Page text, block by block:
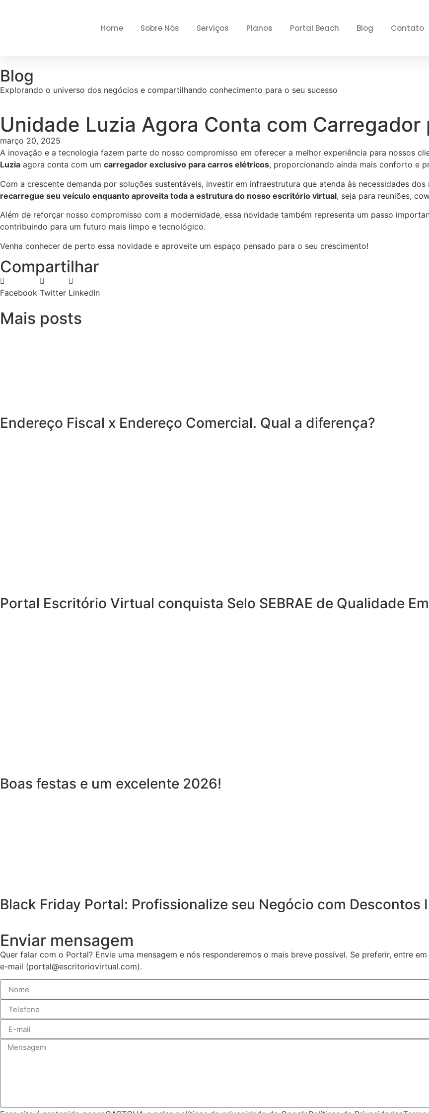
Home Sobre Nós Serviços Planos Portal Beach Blog Contato
Blog
Explorando o universo dos negócios e compartilhando conhecimento para o seu sucesso
Unidade Luzia Agora Conta com
março 20, 2025
A inovação e a tecnologia fazem parte do nosso compromisso em oferecer a melhor experiência para nossos
Luzia agora conta com um carregador exclusivo para carros elétricos, proporcionando ainda mais conforto e
Com a crescente demanda por soluções sustentáveis, investir em infraestrutura que atenda às necessidades
recarregue seu veículo enquanto aproveita toda a estrutura do nosso escritório virtual, seja para reuniões,
Além de reforçar nosso compromisso com a modernidade, essa novidade também representa um passo
contribuindo para um futuro mais limpo e tecnológico.
Venha conhecer de perto essa novidade e aproveite um espaço pensado para o seu crescimento!
Compartilhar
Facebook Twitter LinkedIn
Mais posts
Endereço Fiscal x Endereço Comercial. Qual a diferença?
Portal Escritório Virtual conquista Selo SEBRAE de Qualidade
Boas festas e um excelente 2026!
Black Friday Portal: Profissionalize seu Negócio com Descontos
Enviar mensagem
Quer falar com o Portal? Envie uma mensagem e nós responderemos o mais breve possível. Se preferir, entre
e-mail (portal@escritoriovirtual.com).